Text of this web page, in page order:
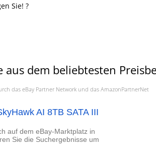
Sie! ?
aus dem beliebtesten
das eBay Partner Network und das AmazonPartnerNet
AI 8TB SATA III
auf dem eBay-Marktplatz in
Sie die Suchergebnisse um